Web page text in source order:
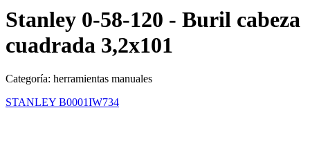
Stanley 0-58-120 - Buril cabeza
cuadrada 3,2x101
Categoría: herramientas manuales
STANLEY B0001IW734